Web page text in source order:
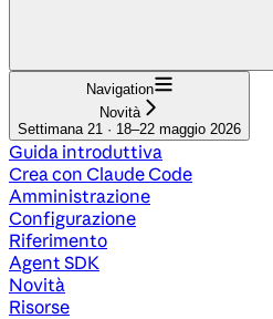
Navigation
Novità
Settimana 21 · 18–22 maggio 2026
Guida introduttiva
Crea con Claude Code
Amministrazione
Configurazione
Riferimento
Agent SDK
Novità
Risorse